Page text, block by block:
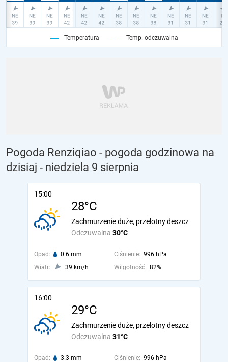
Temperatura Temp. odczuwalna
Pogoda Renziqiao - pogoda godzinowa na
dzisiaj - niedziela 9 sierpnia
15:00
28°C
Odczuwalna 30°C
Zachmurzenie duże, przelotny deszcz
Opad: 0.6 mm Ciśnienie: 996 hPa
Wiatr:
39 km/h Wilgotność: 82%
16:00
29°C
Odczuwalna 31°C
Zachmurzenie duże, przelotny deszcz
Opad: 3.3 mm Ciśnienie: 996 hPa